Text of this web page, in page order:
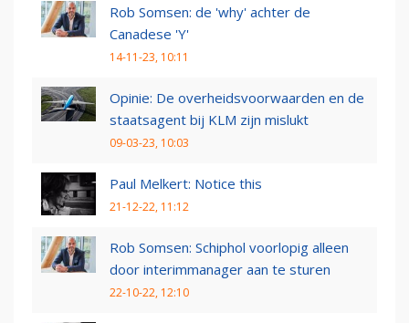
Rob Somsen: de 'why' achter de
Canadese 'Y'
14-11-23, 10:11
Opinie: De overheidsvoorwaarden en de
staatsagent bij KLM zijn mislukt
09-03-23, 10:03
Paul Melkert: Notice this
21-12-22, 11:12
Rob Somsen: Schiphol voorlopig alleen
door interimmanager aan te sturen
22-10-22, 12:10